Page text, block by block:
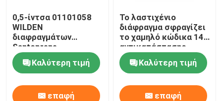
0,5-ίντσα 01101058
WILDEN
διαφραγμάτων
Santoprene
λαστιχένια στρόφια
διαφραγμάτων
διαφραγμάτων μαύρα
λαστιχένια
Καλύτερη τιμή
επαφή
Το λαστιχένιο
διάφραγμα σφραγίζει
το χαμηλό κώδικα 14
αντικατάστασης
διαφραγμάτων
διαπερατότητας
αερίου EPDM
Καλύτερη τιμή
επαφή